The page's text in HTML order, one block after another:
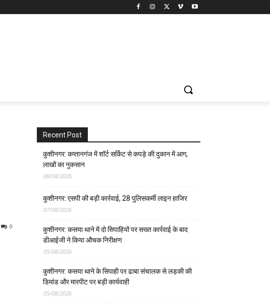
0
Recent Post
कुशीनगर: कप्तानगंज में शॉर्ट सर्किट से कपड़े की दुकान में आग,
लाखों का नुकसान
08/08/2026
कुशीनगर: एसपी की बड़ी कार्रवाई, 28 पुलिसकर्मी लाइन हाजिर
07/08/2026
कुशीनगर: कसया थाने में दो सिपाहियों पर सख्त कार्रवाई के बाद
डीआईजी ने किया औचक निरीक्षण
05/08/2026
कुशीनगर: कसया थाने के सिपाही पर ढाबा संचालक से लड़की की
डिमांड और मारपीट पर बड़ी कार्यवाही
05/08/2026